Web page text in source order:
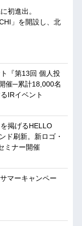
初進出。
」を開設し、北
『第13回 個人投
催─累計18,000名
IRイベント
掲げるHELLO
ド刷新。新ロゴ・
ミナー開催
マーキャンペー